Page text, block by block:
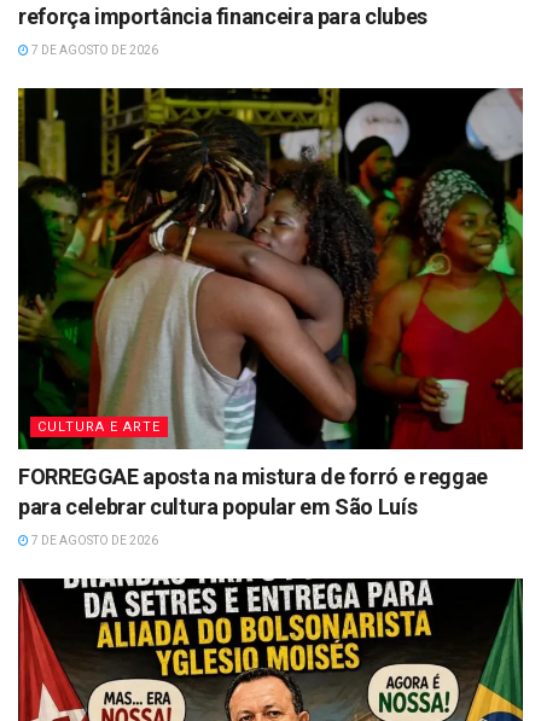
reforça importância financeira para clubes
7 DE AGOSTO DE 2026
CULTURA E ARTE
FORREGGAE aposta na mistura de forró e reggae
para celebrar cultura popular em São Luís
7 DE AGOSTO DE 2026